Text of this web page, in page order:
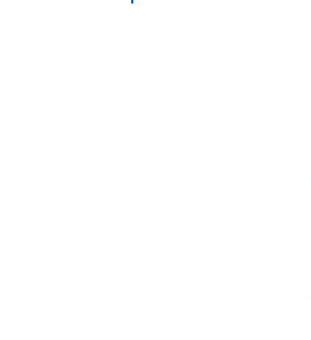
各種データブック